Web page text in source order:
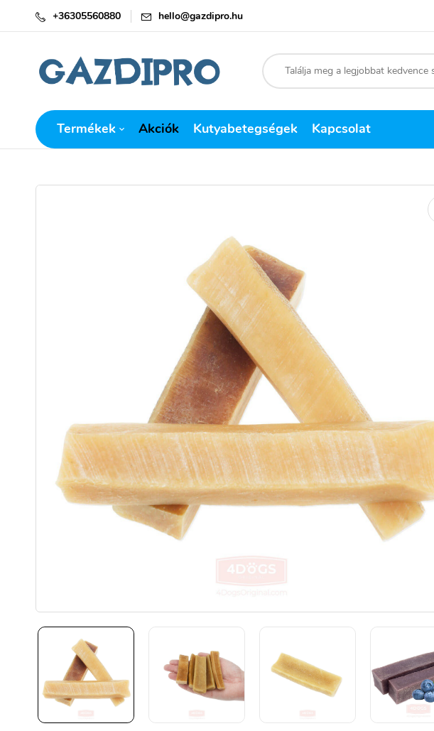
+36305560880 hello@gazdipro.hu
Termékek Akciók Kutyabetegségek Kapcsolat